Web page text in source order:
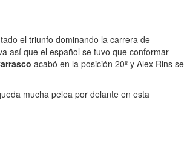
el triunfo dominando la carrera de
así que el español se tuvo que conformar
acabó en la posición 20º y Alex Rins se
mucha pelea por delante en esta